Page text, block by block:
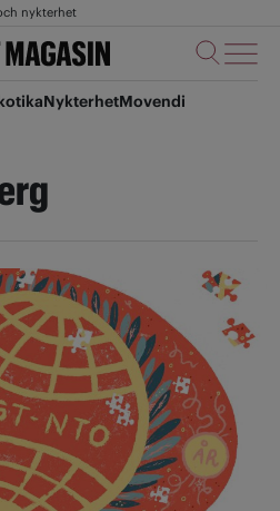
nykterhet
NykterhetMovendi